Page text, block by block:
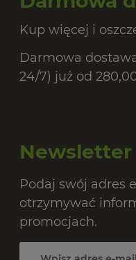
Kup więcej i
Darmowa
24/7) już od 280,00
Newsletter
Podaj swój adres
otrzymywać
promocjach.